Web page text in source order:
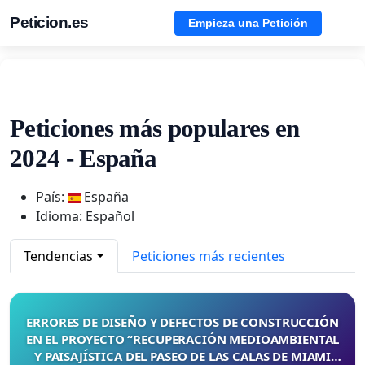
Peticion.es Empieza una Petición
Peticiones más populares en
2024 - España
País:
España
Idioma: Español
Tendencias Peticiones más recientes
ERRORES DE DISEÑO Y DEFECTOS DE CONSTRUCCIÓN
EN EL PROYECTO “RECUPERACIÓN MEDIOAMBIENTAL
Y PAISAJÍSTICA DEL PASEO DE LAS CALAS DE MIAMI